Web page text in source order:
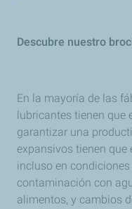
Descubre nuestro
En la mayoría de las
lubricantes tienen que
garantizar una
expansivos tienen
incluso en
contaminación con
alimentos, y cambios